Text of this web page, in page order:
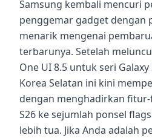
Samsung kembali mencuri
penggemar gadget dengan
menarik mengenai
terbarunya. Setelah
One UI 8.5 untuk seri
Korea Selatan ini kini
dengan menghadirkan
S26 ke sejumlah ponsel
lebih tua. Jika Anda adalah